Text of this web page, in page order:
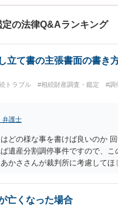
の法律Q&Aランキング
立て書の主張書面の書き
トラブル #相続財産調査・鑑定 #調
弁護士
どの様な事を書けば良いのか
遺産分割調停事件ですので、こ
かささんが裁判所に考慮してほ
したい事実や考慮してほしい
うであれば、主張書面とは別で
たくないような資料がある場合
亡くなった場合